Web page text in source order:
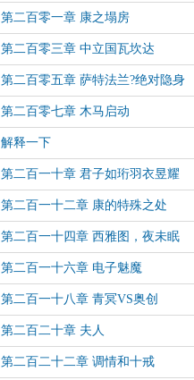
第二百零一章 康之塌房
第二百零三章 中立国瓦坎达
第二百零五章 萨特法兰?绝对隐身
第二百零七章 木马启动
解释一下
第二百一十章 君子如珩羽衣昱耀
第二百一十二章 康的特殊之处
第二百一十四章 西雅图，夜未眠
第二百一十六章 电子魅魔
第二百一十八章 青冥VS奥创
第二百二十章 夫人
第二百二十二章 调情和十戒